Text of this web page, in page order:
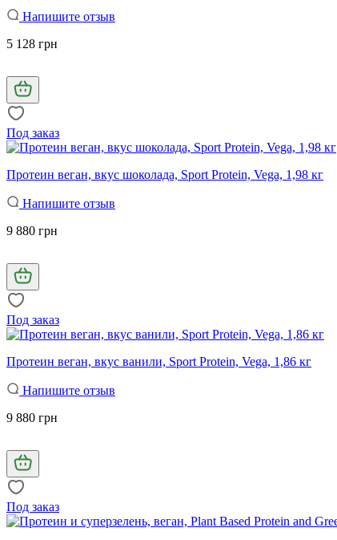
Напишите отзыв
5 128 грн
Под заказ
Протеин веган, вкус шоколада, Sport Protein, Vega, 1,98 кг
Напишите отзыв
9 880 грн
Под заказ
Протеин веган, вкус ванили, Sport Protein, Vega, 1,86 кг
Напишите отзыв
9 880 грн
Под заказ